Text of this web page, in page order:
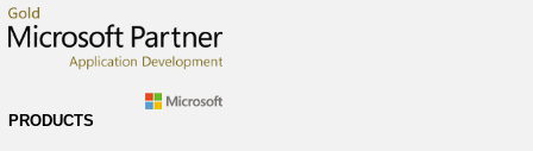
PRODUCTS